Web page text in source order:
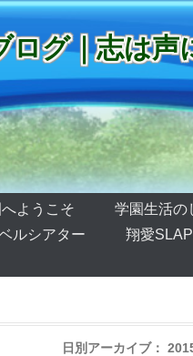
ログ｜志は
ようこそ 学園生活の
ルシアター 翔愛
日別アーカイブ：